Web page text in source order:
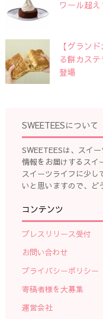
ワール超え
【グラン
る餅カス
登場
SWEETEESについて
SWEETEESは、スイ
情報をお届けするスイ
スイーツライフに少し
いと思いますので、ど
コンテンツ
プレスリリース受付
お問い合わせ
プライバシーポリシー
寄稿者様を大募集
運営会社